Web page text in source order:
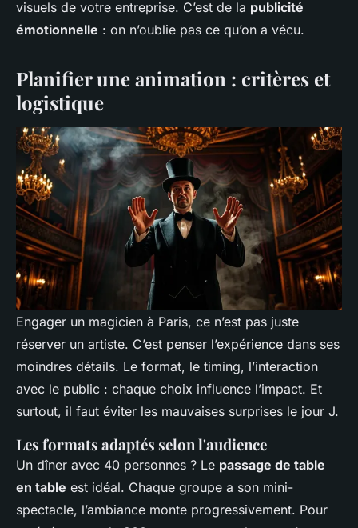
visuels de votre entreprise. C’est de la publicité
émotionnelle : on n’oublie pas ce qu’on a vécu.
Planifier une animation : critères et
logistique
Engager un magicien à Paris, ce n’est pas juste
réserver un artiste. C’est penser l’expérience dans ses
moindres détails. Le format, le timing, l’interaction
avec le public : chaque choix influence l’impact. Et
surtout, il faut éviter les mauvaises surprises le jour J.
Les formats adaptés selon l'audience
Un dîner avec 40 personnes ? Le passage de table
en table est idéal. Chaque groupe a son mini-
spectacle, l’ambiance monte progressivement. Pour